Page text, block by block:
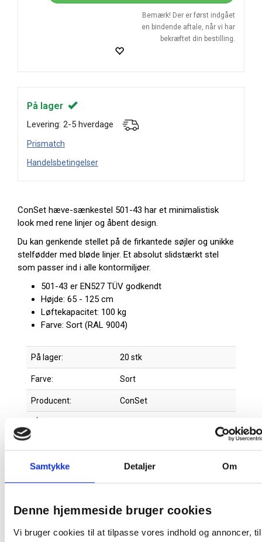
Samtykke Detaljer Om
Denne hjemmeside bruger cookies
Vi bruger cookies til at tilpasse vores indhold og annoncer, til
Bemærk! Der er først indgået
en bindende aftale, når vi har
bekræftet din bestilling.
På lager
Levering: 2-5 hverdage
Prismatch
Handelsbetingelser
ConSet hæve-sænkestel 501-43 har et minimalistisk
look med rene linjer og åbent design.
Du kan genkende stellet på de firkantede søjler og unikke
stelfødder med bløde linjer. Et absolut slidstærkt stel
som passer ind i alle kontormiljøer.
501-43 er EN527 TÜV godkendt
Højde: 65 - 125 cm
Løftekapacitet: 100 kg
Farve: Sort (RAL 9004)
På lager: 20 stk
Farve: Sort
Producent: ConSet
Størrelse